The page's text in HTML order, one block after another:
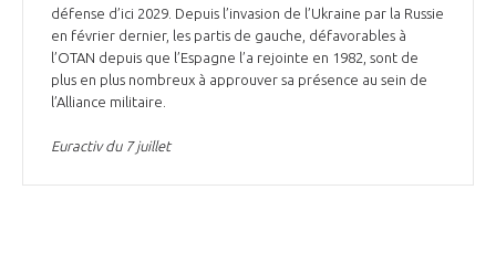
défense d’ici 2029. Depuis l’invasion de l’Ukraine par la Russie
en février dernier, les partis de gauche, défavorables à
l’OTAN depuis que l’Espagne l’a rejointe en 1982, sont de
plus en plus nombreux à approuver sa présence au sein de
l’Alliance militaire.
Euractiv du 7 juillet